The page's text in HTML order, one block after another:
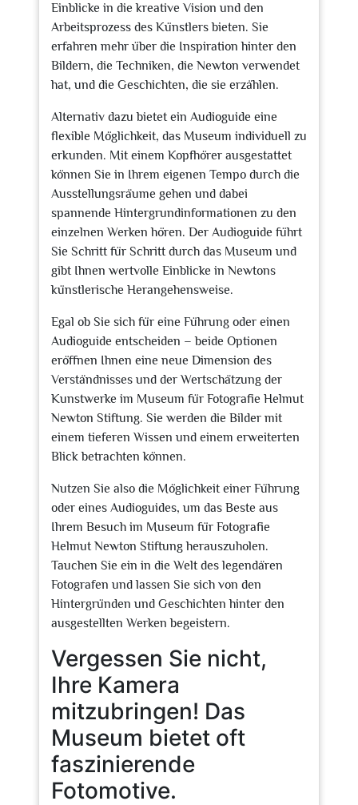
Einblicke in die kreative Vision und den
Arbeitsprozess des Künstlers bieten. Sie
erfahren mehr über die Inspiration hinter den
Bildern, die Techniken, die Newton verwendet
hat, und die Geschichten, die sie erzählen.
Alternativ dazu bietet ein Audioguide eine
flexible Möglichkeit, das Museum individuell zu
erkunden. Mit einem Kopfhörer ausgestattet
können Sie in Ihrem eigenen Tempo durch die
Ausstellungsräume gehen und dabei
spannende Hintergrundinformationen zu den
einzelnen Werken hören. Der Audioguide führt
Sie Schritt für Schritt durch das Museum und
gibt Ihnen wertvolle Einblicke in Newtons
künstlerische Herangehensweise.
Egal ob Sie sich für eine Führung oder einen
Audioguide entscheiden – beide Optionen
eröffnen Ihnen eine neue Dimension des
Verständnisses und der Wertschätzung der
Kunstwerke im Museum für Fotografie Helmut
Newton Stiftung. Sie werden die Bilder mit
einem tieferen Wissen und einem erweiterten
Blick betrachten können.
Nutzen Sie also die Möglichkeit einer Führung
oder eines Audioguides, um das Beste aus
Ihrem Besuch im Museum für Fotografie
Helmut Newton Stiftung herauszuholen.
Tauchen Sie ein in die Welt des legendären
Fotografen und lassen Sie sich von den
Hintergründen und Geschichten hinter den
ausgestellten Werken begeistern.
Vergessen Sie nicht,
Ihre Kamera
mitzubringen! Das
Museum bietet oft
faszinierende
Fotomotive.